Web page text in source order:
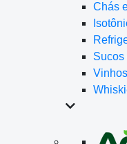
Chás
Sucos